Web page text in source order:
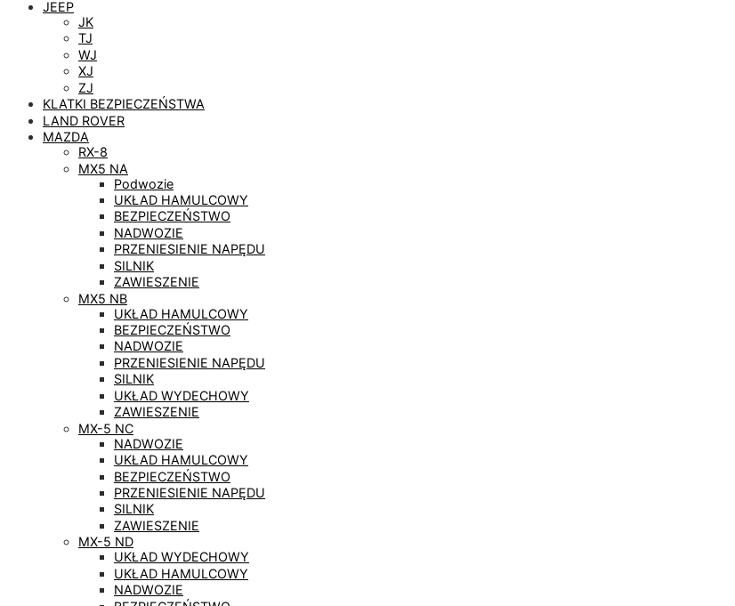
JEEP
JK
TJ
WJ
XJ
ZJ
KLATKI BEZPIECZEŃSTWA
LAND ROVER
MAZDA
RX-8
MX5 NA
Podwozie
UKŁAD HAMULCOWY
BEZPIECZEŃSTWO
NADWOZIE
PRZENIESIENIE NAPĘDU
SILNIK
ZAWIESZENIE
MX5 NB
UKŁAD HAMULCOWY
BEZPIECZEŃSTWO
NADWOZIE
PRZENIESIENIE NAPĘDU
SILNIK
UKŁAD WYDECHOWY
ZAWIESZENIE
MX-5 NC
NADWOZIE
UKŁAD HAMULCOWY
BEZPIECZEŃSTWO
PRZENIESIENIE NAPĘDU
SILNIK
ZAWIESZENIE
MX-5 ND
UKŁAD WYDECHOWY
UKŁAD HAMULCOWY
NADWOZIE